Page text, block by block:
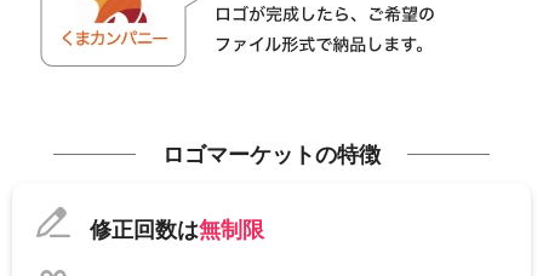
ロゴマーケットの特徴
修正回数は無制限